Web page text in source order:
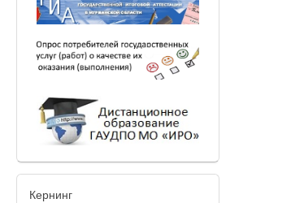
Кернинг